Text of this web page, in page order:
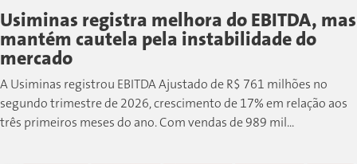
Usiminas registra melhora do EBITDA, mas
mantém cautela pela instabilidade do
mercado
A Usiminas registrou EBITDA Ajustado de R$ 761 milhões no
segundo trimestre de 2026, crescimento de 17% em relação aos
três primeiros meses do ano. Com vendas de 989 mil...